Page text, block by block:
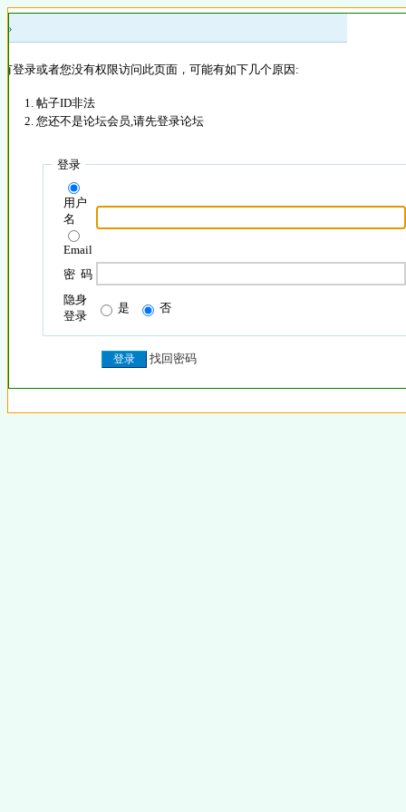
»
登录或者您没有权限访问此页面，可能有如下几个原因:
帖子ID非法
您还不是论坛会员,请先登录论坛
登录
用户
名
Email
密 码
隐身
登录
是 否
找回密码